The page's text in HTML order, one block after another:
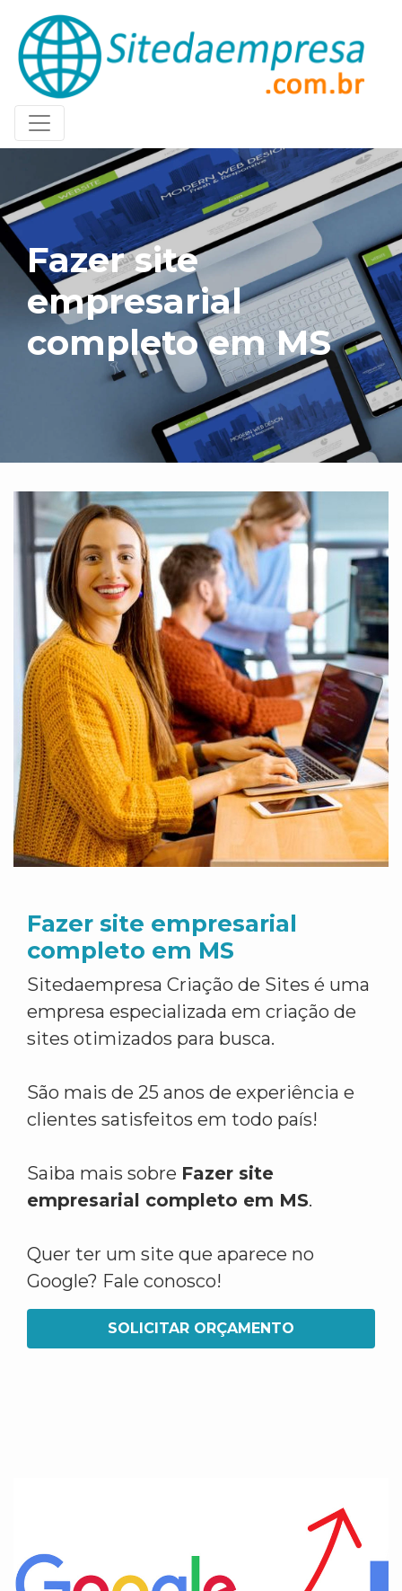
Fazer site
empresarial
completo em MS
Fazer site empresarial
completo em MS
Sitedaempresa Criação de Sites é uma
empresa especializada em criação de
sites otimizados para busca.
São mais de 25 anos de experiência e
clientes satisfeitos em todo país!
Saiba mais sobre Fazer site
empresarial completo em MS.
Quer ter um site que aparece no
Google? Fale conosco!
SOLICITAR ORÇAMENTO